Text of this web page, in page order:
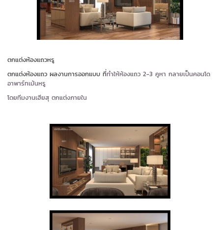
ตกแต่งห้องแถวหรู
ตกแต่งห้องแถว ผลงานการออกแบบ ที่ทำให้ห้องแถว 2-3 คูหา กลายเป็นคอนโด
อาพาร์ทเม้นหรู
โดยทีมงานเฮียสุ ตกแต่งภายใน